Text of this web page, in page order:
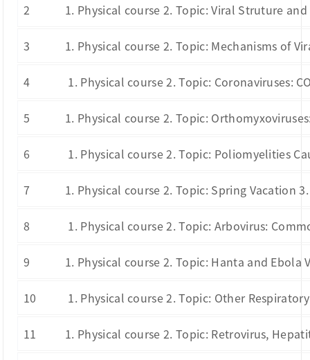
2 1. Physical course 2. Topic: Viral Struture
3 1. Physical course 2. Topic: Mechanisms of
4 1. Physical course 2. Topic: Coronaviruses:
5 1. Physical course 2. Topic:
6 1. Physical course 2. Topic: Poliomyelities
7 1. Physical course 2. Topic: Spring Vacation
8 1. Physical course 2. Topic: Arbovirus:
9 1. Physical course 2. Topic: Hanta and Ebola
10 1. Physical course 2. Topic: Other
11 1. Physical course 2. Topic: Retrovirus,